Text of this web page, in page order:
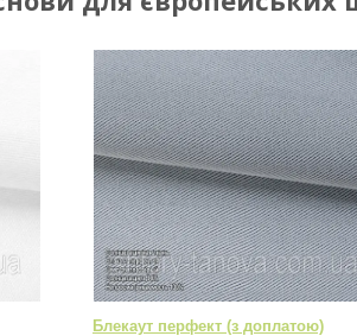
Блекаут перфект (з доплатою)